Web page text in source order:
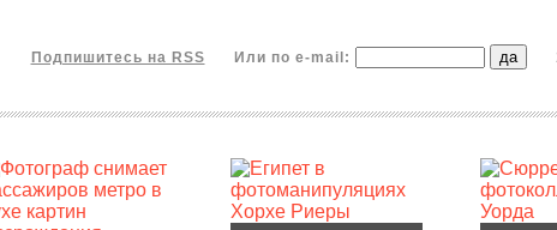
Подпишитесь на RSS Или по e-mail: